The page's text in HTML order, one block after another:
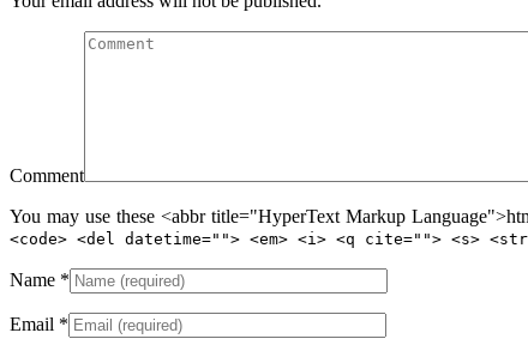
Comment
You may use these <abbr title="HyperText Markup
<code> <del datetime=""> <em> <i> <q cite=""> <s>
Name *
Email *